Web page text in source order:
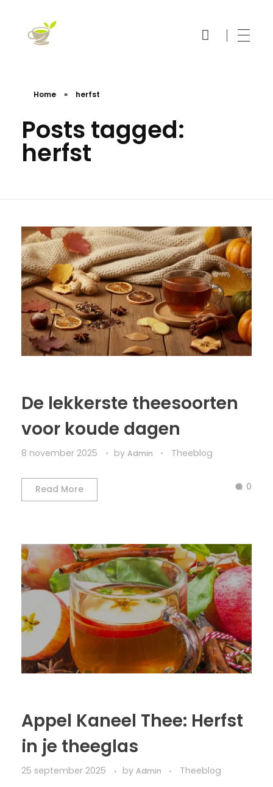
Home » herfst
Posts tagged:
herfst
De lekkerste theesoorten
voor koude dagen
8 november 2025 by Admin Theeblog
Read More 0
Appel Kaneel Thee: Herfst
in je theeglas
25 september 2025 by Admin Theeblog